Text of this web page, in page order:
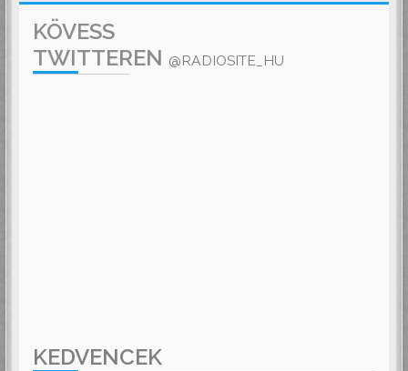
KÖVESS
TWITTEREN @RADIOSITE_HU
KEDVENCEK